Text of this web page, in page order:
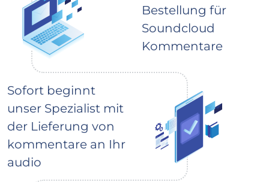
Bestellung für
Soundcloud
Kommentare
Sofort beginnt
unser Spezialist mit
der Lieferung von
kommentare an Ihr
audio